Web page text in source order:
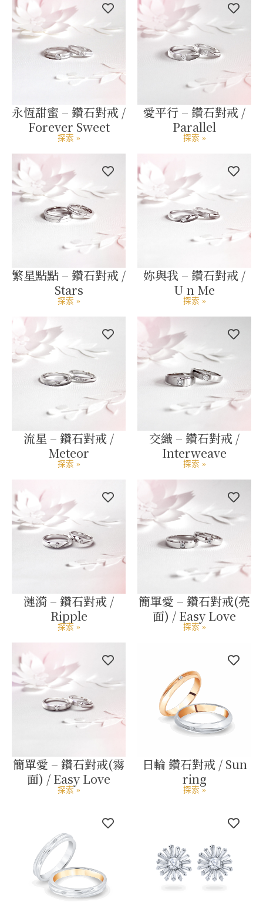
永恆甜蜜 – 鑽石對戒 /
Forever Sweet
探索 »
愛平行 – 鑽石對戒 /
Parallel
探索 »
繁星點點 – 鑽石對戒 /
Stars
探索 »
妳與我 – 鑽石對戒 /
U n Me
探索 »
流星 – 鑽石對戒 /
Meteor
探索 »
交織 – 鑽石對戒 /
Interweave
探索 »
漣漪 – 鑽石對戒 /
Ripple
探索 »
簡單愛 – 鑽石對戒(亮
面) / Easy Love
探索 »
簡單愛 – 鑽石對戒(霧
面) / Easy Love
探索 »
日輪 鑽石對戒 / Sun
ring
探索 »